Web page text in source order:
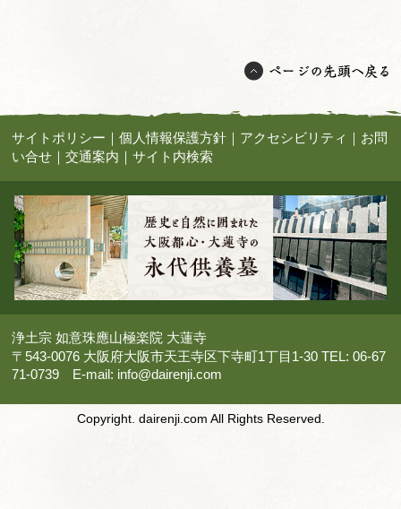
サイトポリシー ｜個人情報保護方針 ｜ アクセシビリティ ｜ お問
い合せ ｜交通案内 ｜サイト内検索
浄土宗 如意珠應山極楽院 大蓮寺
〒543-0076 大阪府大阪市天王寺区下寺町1丁目1-30 TEL: 06-67
71-0739 E-mail: info@dairenji.com
Copyright. dairenji.com All Rights Reserved.